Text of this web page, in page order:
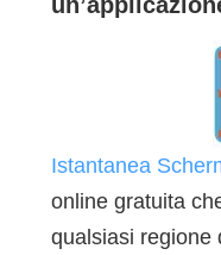
Istantanea
online gratuita
qualsiasi regione